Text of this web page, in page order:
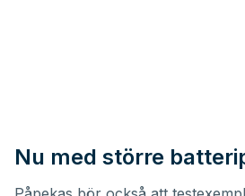
Nu med större